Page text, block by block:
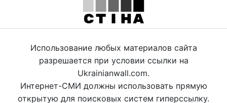
Использование любых материалов сайта
разрешается при условии ссылки на
Ukrainianwall.com.
Интернет-СМИ должны использовать прямую
открытую для поисковых систем гиперссылку.